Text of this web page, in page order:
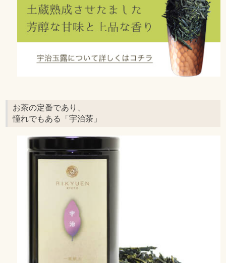
お茶の定番であり、
憧れでもある「宇治茶」